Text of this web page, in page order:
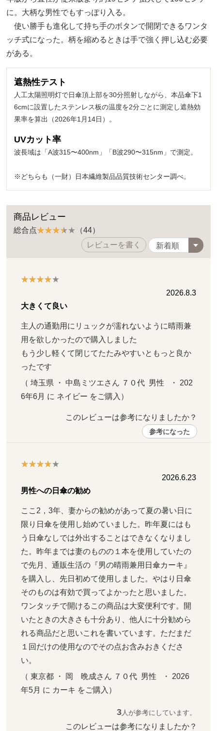
に。大柄な男性でもすっぽり入る。
使い勝手も進化して持ち手のボタンで開閉できるワンタ
ッチ式になった。柄を縮めるときは手で強く押し込む必要
がある。
遮熱性テスト
人工太陽照明灯で日傘頂上部を30分照射しながら、本品傘下1
6cmに設置したステンレス板の温度を2分ごとに測定し遮熱効
果率を算出（2026年1月14日）。
UVカット率
波長域は「A波315〜400nm」「B波290〜315nm」で測定。
※どちらも（一財）日本繊維製品品質技術センター調べ。
商品レビュー
総合点
（44）
レビューを書く
2026.8.3
大きくて良い
主人の通勤用にリュックが濡れないように晴雨兼
用を欲しかったので購入しました
もう少し軽くて閉じてたたみやすいともっと良か
ったです
（ 埼玉県 ・ 中島ミツエさん ７０代  男性   ・ 202
6年6月 に ネイビー をご購入）
このレビューは参考になりましたか？
参考になった
2026.6.23
男性への日傘の勧め
ここ2，3年、妻からの勧めがあって夏の暑い日に
限り日傘を使用し始めていました。昨年夏にはも
う日傘なしでは外出することはできなくなりまし
た。昨年までは妻のものの１本を使用していたの
で先月、通販生活の『男の晴雨兼用日傘カーキ』
を購入し、先日初めて使用しました。やはり日傘
そのものは有効で買ってよかったと思いました。
ワンタッチで開けるこの商品は大変便利です。開
いたときの大きさも十分あり、他人に十分勧めら
れる商品だと思いこれを書いています。ただまだ
１回だけの使用なのでその点お含みおきくださ
い。
（ 東京都 ・ 岡　晩成さん ７０代  男性   ・ 2026
年5月 に カーキ をご購入）
3人が参考にしています。
このレビューは参考になりましたか？